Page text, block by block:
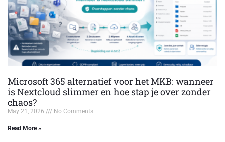
Microsoft 365 alternatief voor het MKB: wanneer
is Nextcloud slimmer en hoe stap je over zonder
chaos?
May 21, 2026 No Comments
Read More »